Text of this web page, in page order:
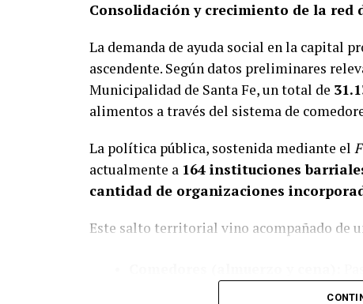
Consolidación y crecimiento de la red
La demanda de ayuda social en la capital
ascendente. Según datos preliminares
Municipalidad de Santa Fe, un total de
alimentos a través del sistema de
La política pública, sostenida mediante el
actualmente a 164 instituciones
cantidad de organizaciones
Este salto territorial vino acompañado de
, lo que representa un